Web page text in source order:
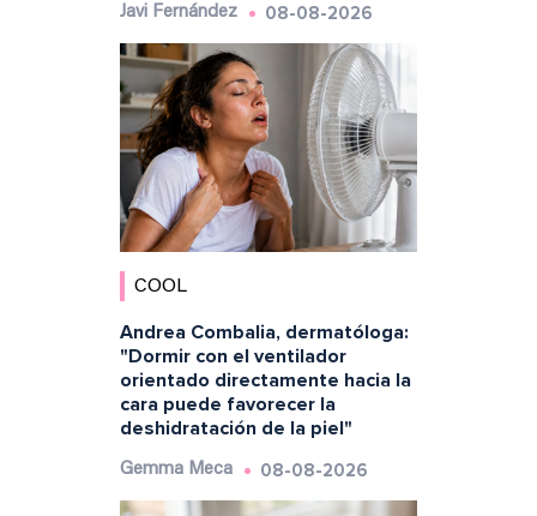
Javi Fernández 08-08-2026
COOL
Andrea Combalia, dermatóloga:
"Dormir con el ventilador
orientado directamente hacia la
cara puede favorecer la
deshidratación de la piel"
Gemma Meca 08-08-2026